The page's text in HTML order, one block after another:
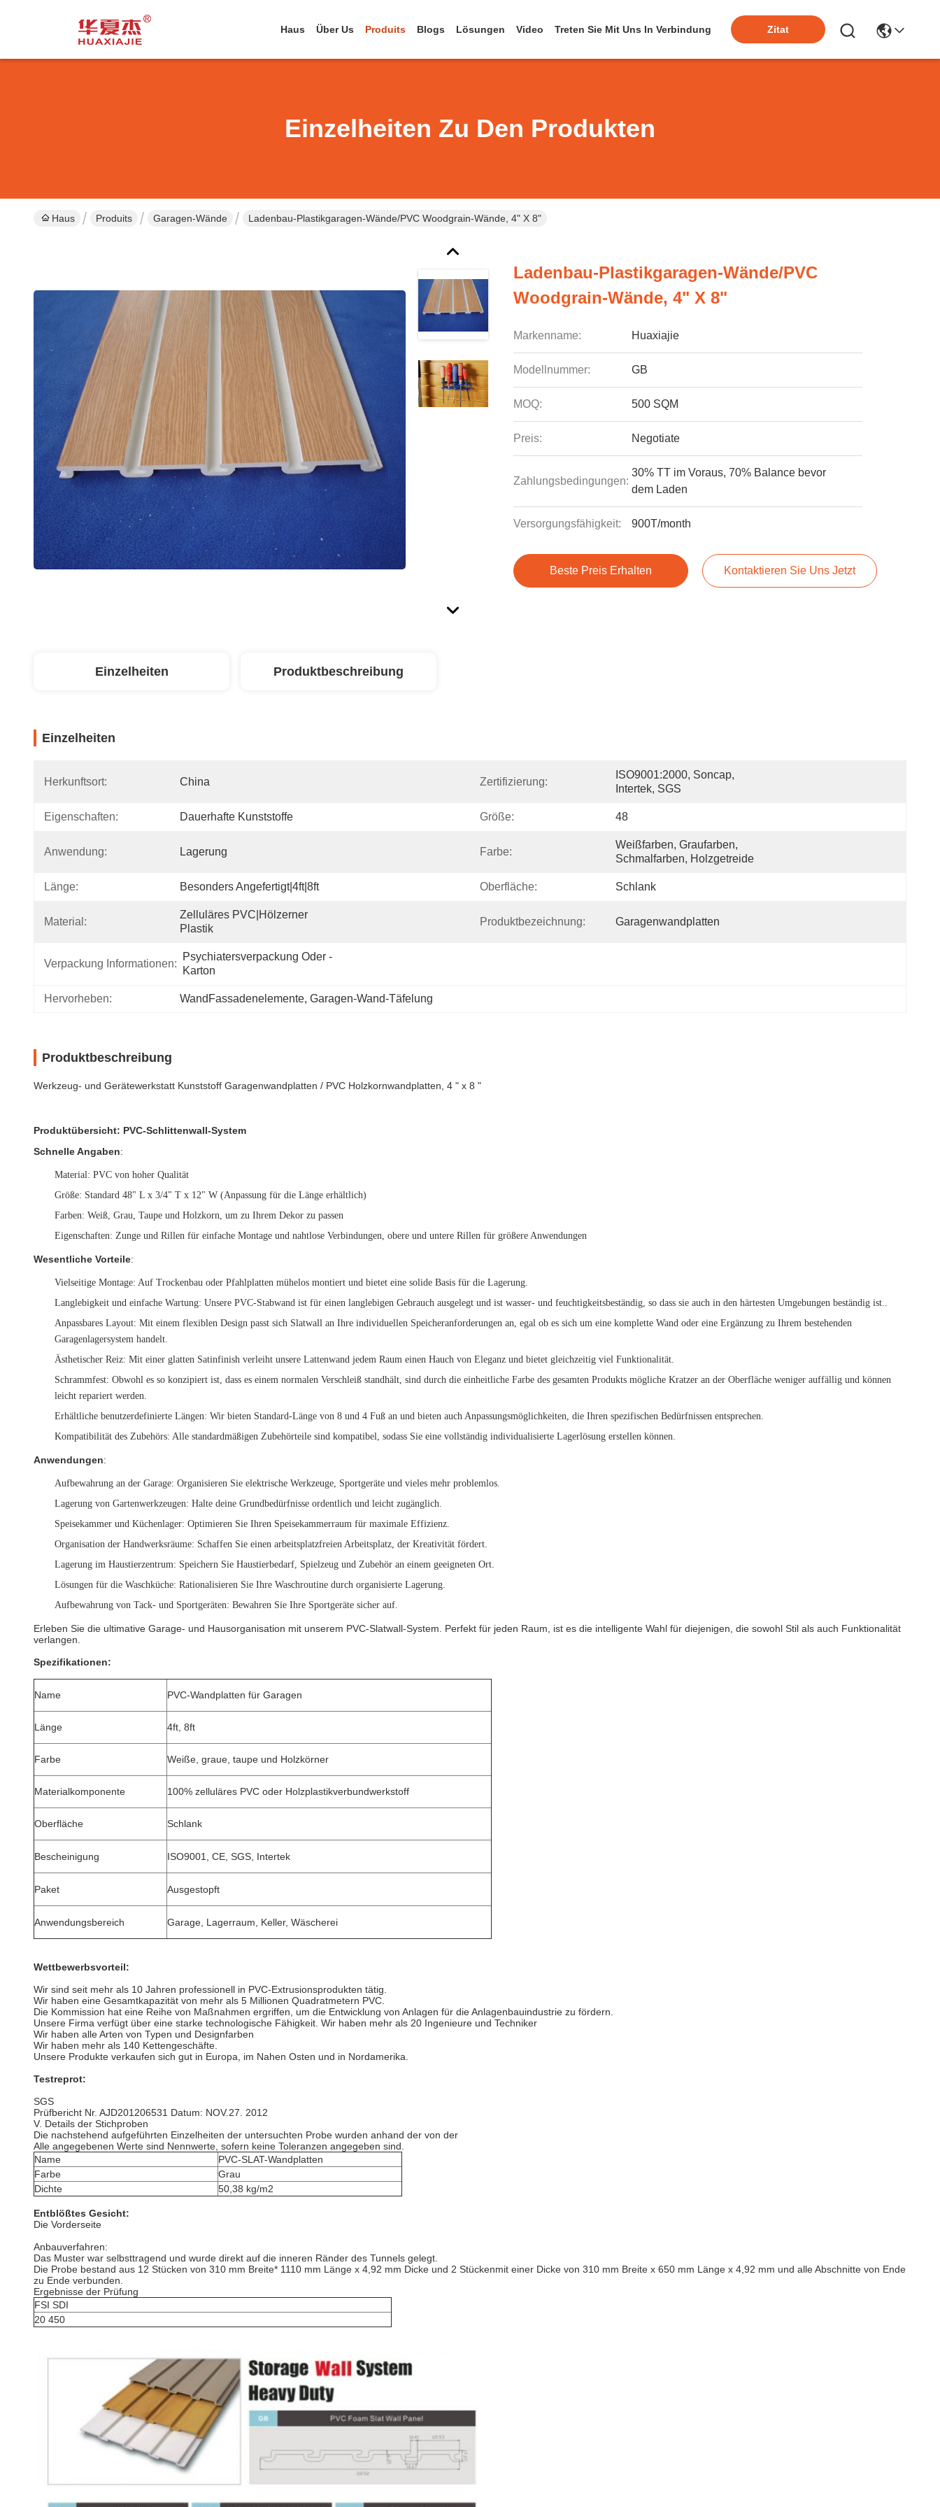
Haus Über Us Produits Blogs Lösungen Video Treten Sie Mit Uns In Verbindung Zitat
Einzelheiten Zu Den Produkten
Haus Produits Garagen-Wände Ladenbau-Plastikgaragen-Wände/PVC Woodgrain-Wände, 4" X 8"
Ladenbau-Plastikgaragen-Wände/PVC
Woodgrain-Wände, 4" X 8"
Markenname: Huaxiajie
Modellnummer: GB
MOQ: 500 SQM
Preis: Negotiate
Zahlungsbedingungen:
30% TT im Voraus, 70% Balance bevor
dem Laden
Versorgungsfähigkeit: 900T/month
Beste Preis Erhalten Kontaktieren Sie Uns Jetzt
Einzelheiten Produktbeschreibung
Einzelheiten
Herkunftsort: China Zertifizierung:
ISO9001:2000, Soncap,
Intertek, SGS
Eigenschaften: Dauerhafte Kunststoffe Größe: 48
Anwendung: Lagerung Farbe:
Weißfarben, Graufarben,
Schmalfarben, Holzgetreide
Länge: Besonders Angefertigt|4ft|8ft Oberfläche: Schlank
Material:
Zelluläres PVC|Hölzerner
Plastik
Produktbezeichnung: Garagenwandplatten
Verpackung Informationen:
Psychiatersverpackung Oder -
Karton
Hervorheben: WandFassadenelemente, Garagen-Wand-Täfelung
Produktbeschreibung
Werkzeug- und Gerätewerkstatt Kunststoff Garagenwandplatten / PVC Holzkornwandplatten, 4 " x 8 "
Produktübersicht: PVC-Schlittenwall-System
Schnelle Angaben:
Material: PVC von hoher Qualität
Größe: Standard 48" L x 3/4" T x 12" W (Anpassung für die Länge erhältlich)
Farben: Weiß, Grau, Taupe und Holzkorn, um zu Ihrem Dekor zu passen
Eigenschaften: Zunge und Rillen für einfache Montage und nahtlose Verbindungen, obere und untere Rillen für größere Anwendungen
Wesentliche Vorteile:
Vielseitige Montage: Auf Trockenbau oder Pfahlplatten mühelos montiert und bietet eine solide Basis für die Lagerung.
Langlebigkeit und einfache Wartung: Unsere PVC-Stabwand ist für einen langlebigen Gebrauch ausgelegt und ist wasser- und feuchtigkeitsbeständig, so dass sie auch in den härtesten Umgebungen beständig ist..
Anpassbares Layout: Mit einem flexiblen Design passt sich Slatwall an Ihre individuellen Speicheranforderungen an, egal ob es sich um eine komplette Wand oder eine Ergänzung zu Ihrem bestehenden
Garagenlagersystem handelt.
Ästhetischer Reiz: Mit einer glatten Satinfinish verleiht unsere Lattenwand jedem Raum einen Hauch von Eleganz und bietet gleichzeitig viel Funktionalität.
Schrammfest: Obwohl es so konzipiert ist, dass es einem normalen Verschleiß standhält, sind durch die einheitliche Farbe des gesamten Produkts mögliche Kratzer an der Oberfläche weniger auffällig und können
leicht repariert werden.
Erhältliche benutzerdefinierte Längen: Wir bieten Standard-Länge von 8 und 4 Fuß an und bieten auch Anpassungsmöglichkeiten, die Ihren spezifischen Bedürfnissen entsprechen.
Kompatibilität des Zubehörs: Alle standardmäßigen Zubehörteile sind kompatibel, sodass Sie eine vollständig individualisierte Lagerlösung erstellen können.
Anwendungen:
Aufbewahrung an der Garage: Organisieren Sie elektrische Werkzeuge, Sportgeräte und vieles mehr problemlos.
Lagerung von Gartenwerkzeugen: Halte deine Grundbedürfnisse ordentlich und leicht zugänglich.
Speisekammer und Küchenlager: Optimieren Sie Ihren Speisekammerraum für maximale Effizienz.
Organisation der Handwerksräume: Schaffen Sie einen arbeitsplatzfreien Arbeitsplatz, der Kreativität fördert.
Lagerung im Haustierzentrum: Speichern Sie Haustierbedarf, Spielzeug und Zubehör an einem geeigneten Ort.
Lösungen für die Waschküche: Rationalisieren Sie Ihre Waschroutine durch organisierte Lagerung.
Aufbewahrung von Tack- und Sportgeräten: Bewahren Sie Ihre Sportgeräte sicher auf.
Erleben Sie die ultimative Garage- und Hausorganisation mit unserem PVC-Slatwall-System. Perfekt für jeden Raum, ist es die intelligente Wahl für diejenigen, die sowohl Stil als auch Funktionalität
verlangen.
Spezifikationen:
Name PVC-Wandplatten für Garagen
Länge 4ft, 8ft
Farbe Weiße, graue, taupe und Holzkörner
Materialkomponente 100% zelluläres PVC oder Holzplastikverbundwerkstoff
Oberfläche Schlank
Bescheinigung ISO9001, CE, SGS, Intertek
Paket Ausgestopft
Anwendungsbereich Garage, Lagerraum, Keller, Wäscherei
Wettbewerbsvorteil:
Wir sind seit mehr als 10 Jahren professionell in PVC-Extrusionsprodukten tätig.
Wir haben eine Gesamtkapazität von mehr als 5 Millionen Quadratmetern PVC.
Die Kommission hat eine Reihe von Maßnahmen ergriffen, um die Entwicklung von Anlagen für die Anlagenbauindustrie zu fördern.
Unsere Firma verfügt über eine starke technologische Fähigkeit. Wir haben mehr als 20 Ingenieure und Techniker
Wir haben alle Arten von Typen und Designfarben
Wir haben mehr als 140 Kettengeschäfte.
Unsere Produkte verkaufen sich gut in Europa, im Nahen Osten und in Nordamerika.
Testreprot:
SGS
Prüfbericht Nr. AJD201206531 Datum: NOV.27. 2012
V. Details der Stichproben
Die nachstehend aufgeführten Einzelheiten der untersuchten Probe wurden anhand der von der
Alle angegebenen Werte sind Nennwerte, sofern keine Toleranzen angegeben sind.
Name
PVC-SLAT-Wandplatten
Farbe
Grau
Dichte
50,38 kg/m2
Entblößtes Gesicht:
Die Vorderseite
Anbauverfahren:
Das Muster war selbsttragend und wurde direkt auf die inneren Ränder des Tunnels gelegt.
Die Probe bestand aus 12 Stücken von 310 mm Breite* 1110 mm Länge x 4,92 mm Dicke und 2 Stückenmit einer Dicke von 310 mm Breite x 650 mm Länge x 4,92 mm und alle Abschnitte von Ende
zu Ende verbunden.
Ergebnisse der Prüfung
FSI SDI
20 450